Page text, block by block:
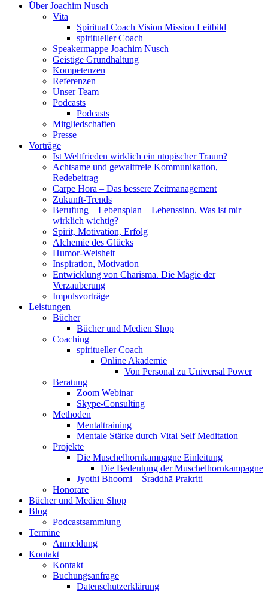
Über Joachim Nusch
Vita
Spiritual Coach Vision Mission Leitbild
spiritueller Coach
Speakermappe Joachim Nusch
Geistige Grundhaltung
Kompetenzen
Referenzen
Unser Team
Podcasts
Podcasts
Mitgliedschaften
Presse
Vorträge
Ist Weltfrieden wirklich ein utopischer Traum?
Achtsame und gewaltfreie Kommunikation,
Redebeitrag
Carpe Hora – Das bessere Zeitmanagement
Zukunft-Trends
Berufung – Lebensplan – Lebenssinn. Was ist mir
wirklich wichtig?
Spirit, Motivation, Erfolg
Alchemie des Glücks
Humor-Weisheit
Inspiration, Motivation
Entwicklung von Charisma. Die Magie der
Verzauberung
Impulsvorträge
Leistungen
Bücher
Bücher und Medien Shop
Coaching
spiritueller Coach
Online Akademie
Von Personal zu Universal Power
Beratung
Zoom Webinar
Skype-Consulting
Methoden
Mentaltraining
Mentale Stärke durch Vital Self Meditation
Projekte
Die Muschelhornkampagne Einleitung
Die Bedeutung der Muschelhornkampagne
Jyothi Bhoomi – Śraddhā Prakriti
Honorare
Bücher und Medien Shop
Blog
Podcastsammlung
Termine
Anmeldung
Kontakt
Kontakt
Buchungsanfrage
Datenschutzerklärung